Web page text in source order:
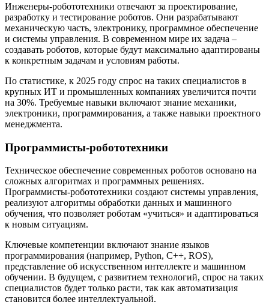
Инженеры-робототехники отвечают за проектирование,
разработку и тестирование роботов. Они разрабатывают
механическую часть, электронику, программное обеспечение
и системы управления. В современном мире их задача –
создавать роботов, которые будут максимально адаптированы
к конкретным задачам и условиям работы.
По статистике, к 2025 году спрос на таких специалистов в
крупных ИТ и промышленных компаниях увеличится почти
на 30%. Требуемые навыки включают знание механики,
электроники, программирования, а также навыки проектного
менеджмента.
Программисты-робототехники
Техническое обеспечение современных роботов основано на
сложных алгоритмах и программных решениях.
Программисты-робототехники создают системы управления,
реализуют алгоритмы обработки данных и машинного
обучения, что позволяет роботам «учиться» и адаптироваться
к новым ситуациям.
Ключевые компетенции включают знание языков
программирования (например, Python, C++, ROS),
представление об искусственном интеллекте и машинном
обучении. В будущем, с развитием технологий, спрос на таких
специалистов будет только расти, так как автоматизация
становится более интеллектуальной.